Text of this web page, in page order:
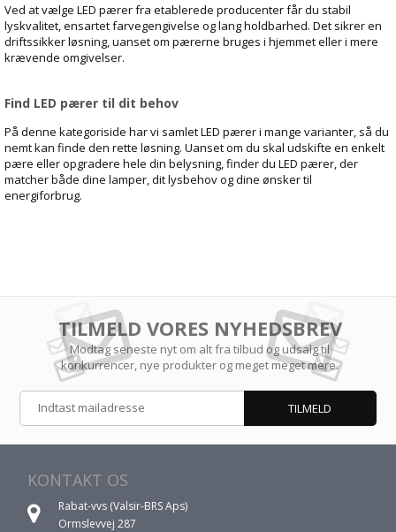
Ved at vælge LED pærer fra etablerede producenter får du stabil
lyskvalitet, ensartet farvegengivelse og lang holdbarhed. Det sikrer en
driftssikker løsning, uanset om pærerne bruges i hjemmet eller i mere
krævende omgivelser.
Find LED pærer til dit behov
På denne kategoriside har vi samlet LED pærer i mange varianter, så du
nemt kan finde den rette løsning. Uanset om du skal udskifte en enkelt
pære eller opgradere hele din belysning, finder du LED pærer, der
matcher både dine lamper, dit lysbehov og dine ønsker til
energiforbrug.
TILMELD VORES NYHEDSBREV
Modtag seneste nyt om alt fra tilbud og udsalg til
konkurrencer, nye produkter og meget meget mere.
KONTAKT OS
Rabat-vvs (Valsir-BRS Aps)
Ormslevvej 287